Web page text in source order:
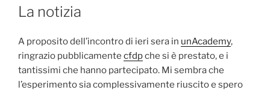
IL
La notizia
A proposito dell’incontro di ieri sera in unAcademy,
ringrazio pubblicamente cfdpche si è prestato, e i
tantissimi che hanno partecipato. Mi sembra che
l’esperimento sia complessivamente riuscito e spero